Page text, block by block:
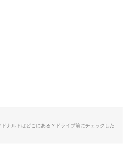
ナルドはどこにある？ドライブ前にチェックした